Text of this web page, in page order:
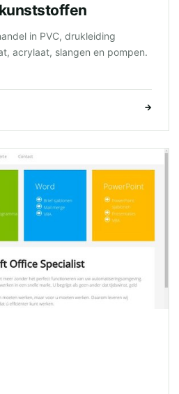
in PVC, drukleiding
acrylaat, slangen en pompen.
→